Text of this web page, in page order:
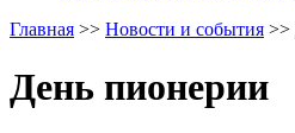
Главная >> Новости и события >>
День пионерии